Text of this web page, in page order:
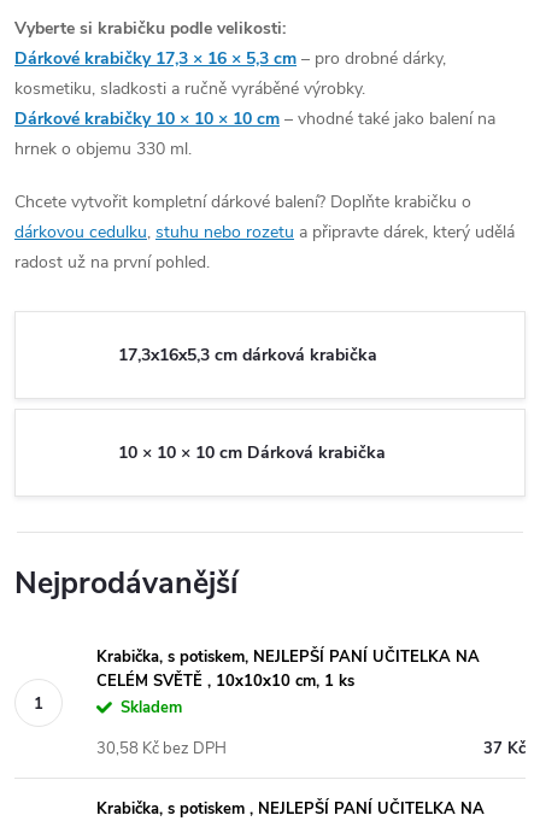
Vyberte si krabičku podle velikosti:
Dárkové krabičky 17,3 × 16 × 5,3 cm – pro drobné dárky,
kosmetiku, sladkosti a ručně vyráběné výrobky.
Dárkové krabičky 10 × 10 × 10 cm – vhodné také jako balení na
hrnek o objemu 330 ml.
Chcete vytvořit kompletní dárkové balení? Doplňte krabičku o
dárkovou cedulku, stuhu nebo rozetu a připravte dárek, který udělá
radost už na první pohled.
17,3x16x5,3 cm dárková krabička
10 × 10 × 10 cm Dárková krabička
Nejprodávanější
Krabička, s potiskem, NEJLEPŠÍ PANÍ UČITELKA NA
CELÉM SVĚTĚ , 10x10x10 cm, 1 ks
Skladem
37 Kč
30,58 Kč bez DPH
Krabička, s potiskem , NEJLEPŠÍ PANÍ UČITELKA NA